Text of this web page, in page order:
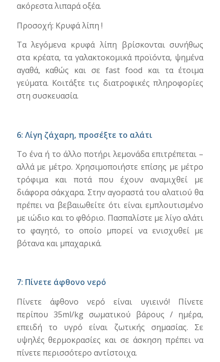
ακόρεστα λιπαρά οξέα.
Προσοχή: Κρυφά λίπη !
Τα λεγόμενα κρυφά λίπη βρίσκονται συνήθως
στα κρέατα, τα γαλακτοκομικά προϊόντα, ψημένα
αγαθά, καθώς και σε fast food και τα έτοιμα
γεύματα. Κοιτάξτε τις διατροφικές πληροφορίες
στη συσκευασία.
6: Λίγη ζάχαρη, προσέξτε το αλάτι
Το ένα ή το άλλο ποτήρι λεμονάδα επιτρέπεται –
αλλά με μέτρο. Χρησιμοποιήστε επίσης με μέτρο
τρόφιμα και ποτά που έχουν αναμιχθεί με
διάφορα σάκχαρα. Στην αγοραστά του αλατιού θα
πρέπει να βεβαιωθείτε ότι είναι εμπλουτισμένο
με ιώδιο και το φθόριο. Πασπαλίστε με λίγο αλάτι
το φαγητό, το οποίο μπορεί να ενισχυθεί με
βότανα και μπαχαρικά.
7: Πίνετε άφθονο νερό
Πίνετε άφθονο νερό είναι υγιεινό! Πίνετε
περίπου 35ml/kg σωματικού βάρους / ημέρα,
επειδή το υγρό είναι ζωτικής σημασίας. Σε
υψηλές θερμοκρασίες και σε άσκηση πρέπει να
πίνετε περισσότερο αντίστοιχα.